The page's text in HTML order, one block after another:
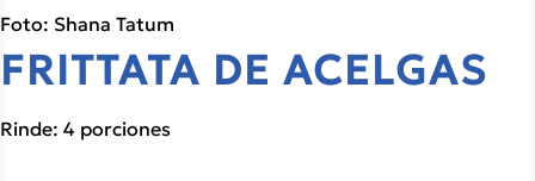
Foto: Shana Tatum
FRITTATA DE ACELGAS
Rinde: 4 porciones